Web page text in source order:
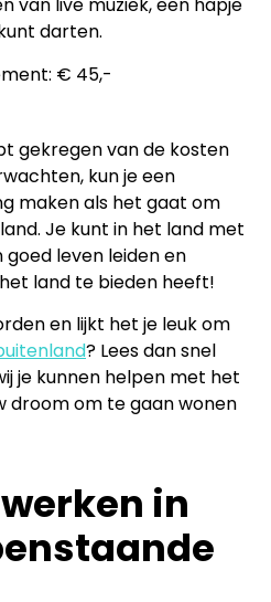
van live muziek, een hapje
darten.
€ 45,-
gekregen van de kosten
kun je een
maken als het gaat om
Je kunt in het land met
goed leven leiden en
land te bieden heeft!
en lijkt het je leuk om
? Lees dan snel
je kunnen helpen met het
droom om te gaan wonen
in